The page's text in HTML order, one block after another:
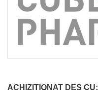
ACHIZITIONAT DES CU: